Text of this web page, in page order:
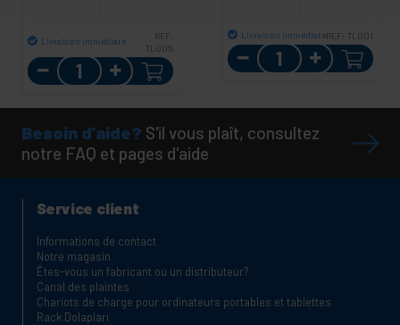
Livraison immédiate
REF:
TL005
Quantité
Livraison immédiateREF: TL001
Quantité
Besoin d'aide? S'il vous plaît, consultez
notre FAQ et pages d'aide
Service client
Informations de contact
Notre magasin
Êtes-vous un fabricant ou un distributeur?
Canal des plaintes
Chariots de charge pour ordinateurs portables et tablettes
Rack Dolapları